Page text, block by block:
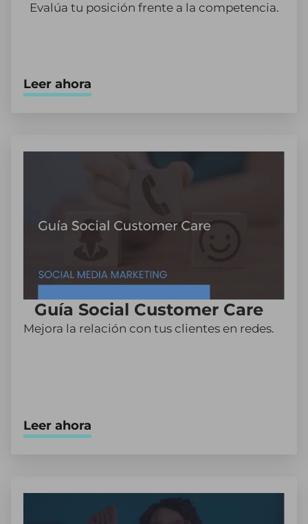
Evalúa tu posición frente a la competencia.
Leer ahora
Guía Social Customer Care
Mejora la relación con tus clientes en redes.
Leer ahora